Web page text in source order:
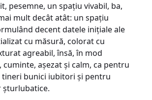
pesemne, un spaţiu vivabil, ba,
mult decât atât: un spaţiu
decent datele iniţiale ale
cu măsură, colorat cu
agreabil, însă, în mod
aşezat şi calm, ca pentru
tineri bunici iubitori şi pentru
şturlubatice.